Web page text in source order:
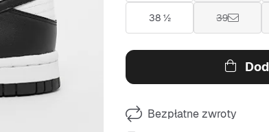
38 ½ 39
Bezpłatne zwroty